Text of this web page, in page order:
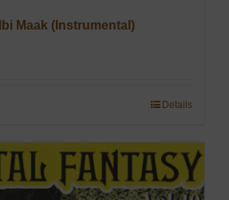
Maak (Instrumental)
Details